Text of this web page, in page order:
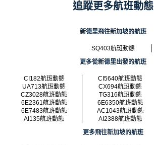
追蹤更多航班動態
新德里飛往新加坡的航班
SQ403航班動態
更多從新德里出發的航班
CI182航班動態
CI5640航班動態
UA713航班動態
CX694航班動態
CZ3028航班動態
TG316航班動態
6E2361航班動態
6E6350航班動態
6E7483航班動態
AC1043航班動態
AI135航班動態
AI2388航班動態
更多飛往新加坡的航班